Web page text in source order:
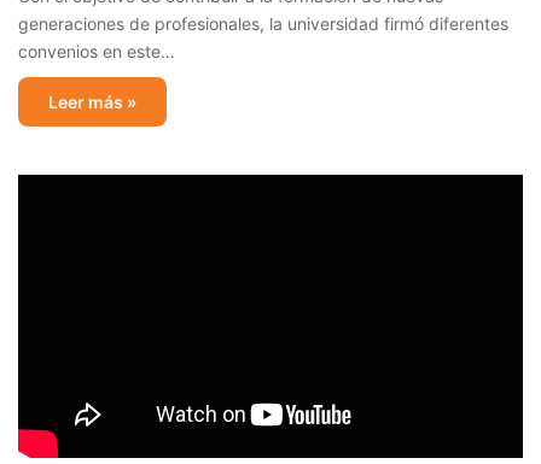
generaciones de profesionales, la universidad firmó diferentes
convenios en este…
Leer más »